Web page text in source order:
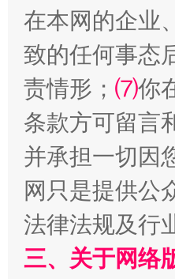
阿坝州三大球赛在茂
在本网的企业
致的任何事态
责情形； ⑺你
条款方可留言
并承担一切因
网只是提供公
法律法规及行
三、关于网络